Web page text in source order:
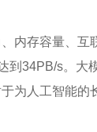
内存容量、互
到34PB/s。大
为人工智能的